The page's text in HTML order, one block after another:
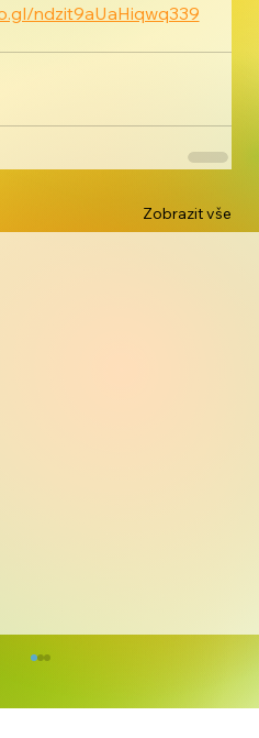
ndzit9aUaHiqwq339
Zobrazit vše